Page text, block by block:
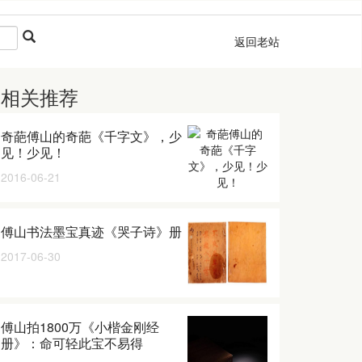
返回老站
相关推荐
奇葩傅山的奇葩《千字文》，少
见！少见！
2016-06-21
傅山书法墨宝真迹《哭子诗》册
2017-06-30
傅山拍1800万《小楷金刚经
册》：命可轻此宝不易得